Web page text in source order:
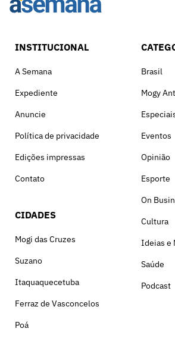
INSTITUCIONAL
A Semana
Expediente
Anuncie
Política de privacidade
Edições impressas
Contato
CIDADES
Mogi das Cruzes
Suzano
Itaquaquecetuba
Ferraz de Vasconcelos
Poá
Brasil
Mogy
Eventos
Opinião
Esporte
On
Cultura
Ideias e
Saúde
Podcast